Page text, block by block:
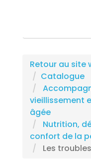
Retour au site
Catalogue
vieillissement
âgée
Nutrition,
confort de la
Les